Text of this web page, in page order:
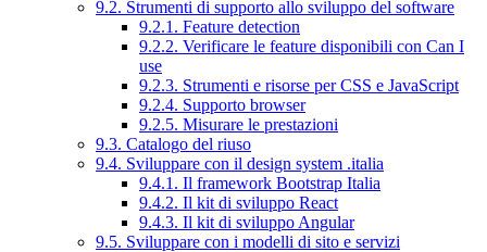
9.2. Strumenti di supporto allo sviluppo del software
9.2.1. Feature detection
9.2.2. Verificare le feature disponibili con Can I
use
9.2.3. Strumenti e risorse per CSS e JavaScript
9.2.4. Supporto browser
9.2.5. Misurare le prestazioni
9.3. Catalogo del riuso
9.4. Sviluppare con il design system .italia
9.4.1. Il framework Bootstrap Italia
9.4.2. Il kit di sviluppo React
9.4.3. Il kit di sviluppo Angular
9.5. Sviluppare con i modelli di sito e servizi